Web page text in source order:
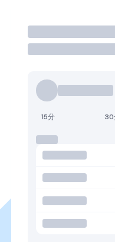
取引
15分 30